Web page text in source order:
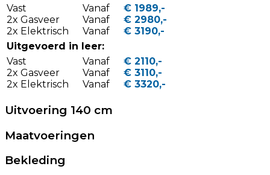
Vast
2x Gasveer
2x Elektrisch
Vanaf
Vanaf
Vanaf
€ 1989,-
€ 2980,-
€ 3190,-
Uitgevoerd in leer:
Vast
2x Gasveer
2x Elektrisch
Vanaf
Vanaf
Vanaf
€ 2110,-
€ 3110,-
€ 3320,-
Uitvoering 140 cm
Maatvoeringen
Bekleding